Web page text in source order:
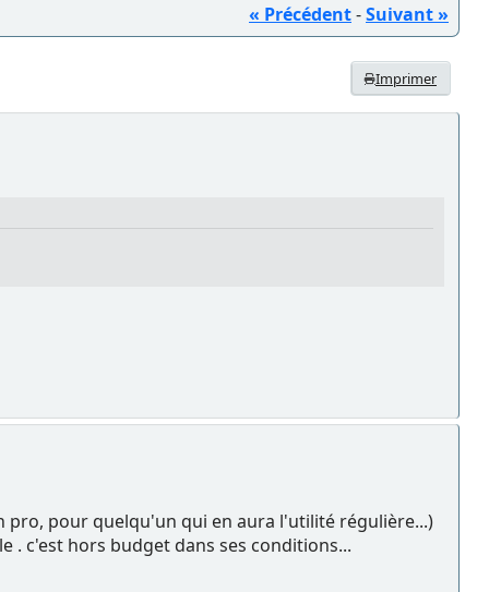
« Précédent-Suivant »
Imprimer
pro, pour quelqu'un qui en aura l'utilité régulière...)
. c'est hors budget dans ses conditions...